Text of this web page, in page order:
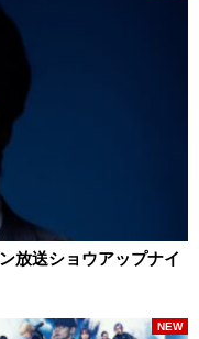
放送ショウアップナイ
NEW